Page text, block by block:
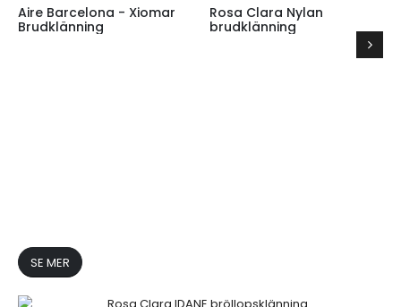
Aire Barcelona - Xiomar
Brudklänning
Rosa Clara Nylan
brudklänning
SE MER